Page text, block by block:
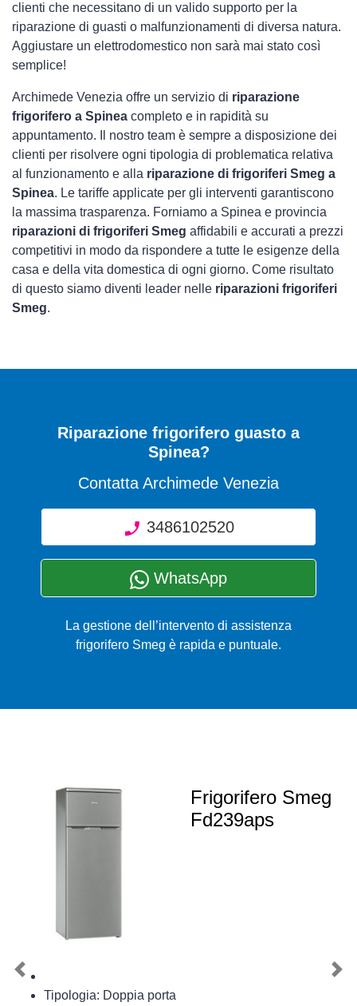
clienti che necessitano di un valido supporto per la
riparazione di guasti o malfunzionamenti di diversa natura.
Aggiustare un elettrodomestico non sarà mai stato così
semplice!
Archimede Venezia offre un servizio di riparazione
frigorifero a Spinea completo e in rapidità su
appuntamento. Il nostro team è sempre a disposizione dei
clienti per risolvere ogni tipologia di problematica relativa
al funzionamento e alla riparazione di frigoriferi Smeg a
Spinea. Le tariffe applicate per gli interventi garantiscono
la massima trasparenza. Forniamo a Spinea e provincia
riparazioni di frigoriferi Smeg affidabili e accurati a prezzi
competitivi in modo da rispondere a tutte le esigenze della
casa e della vita domestica di ogni giorno. Come risultato
di questo siamo diventi leader nelle riparazioni frigoriferi
Smeg.
Riparazione frigorifero guasto a
Spinea?
Contatta Archimede Venezia
3486102520
WhatsApp
La gestione dell’intervento di assistenza
frigorifero Smeg è rapida e puntuale.
Frigorifero Smeg
Fd239aps
Tipologia: Doppia porta
Previous